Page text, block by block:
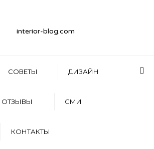
СОВЕТЫ ДИЗАЙН
ОТЗЫВЫ СМИ
КОНТАКТЫ